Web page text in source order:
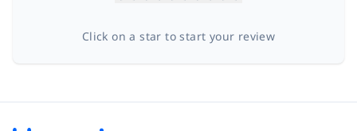
Click on a star to start your review